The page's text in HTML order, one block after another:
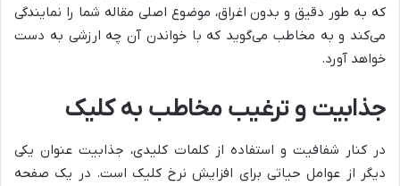
که به طور دقیق و بدون اغراق، موضوع اصلی مقاله شما را نمایندگی
می‌کند و به مخاطب می‌گوید که با خواندن آن چه ارزشی به دست
خواهد آورد.
جذابیت و ترغیب مخاطب به کلیک
در کنار شفافیت و استفاده از کلمات کلیدی، جذابیت عنوان یکی
دیگر از عوامل حیاتی برای افزایش نرخ کلیک است. در یک صفحه